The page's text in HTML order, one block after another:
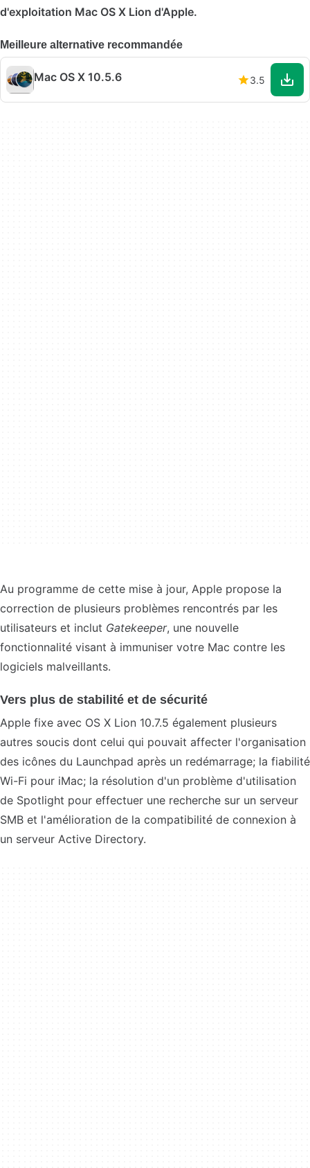
d'exploitation Mac OS X Lion d'Apple.
Meilleure alternative recommandée
Mac OS X 10.5.6 3.5
Au programme de cette mise à jour, Apple propose la
correction de plusieurs problèmes rencontrés par les
utilisateurs et inclut Gatekeeper, une nouvelle
fonctionnalité visant à immuniser votre Mac contre les
logiciels malveillants.
Vers plus de stabilité et de sécurité
Apple fixe avec OS X Lion 10.7.5 également plusieurs
autres soucis dont celui qui pouvait affecter l'organisation
des icônes du Launchpad après un redémarrage; la fiabilité
Wi-Fi pour iMac; la résolution d'un problème d'utilisation
de Spotlight pour effectuer une recherche sur un serveur
SMB et l'amélioration de la compatibilité de connexion à
un serveur Active Directory.